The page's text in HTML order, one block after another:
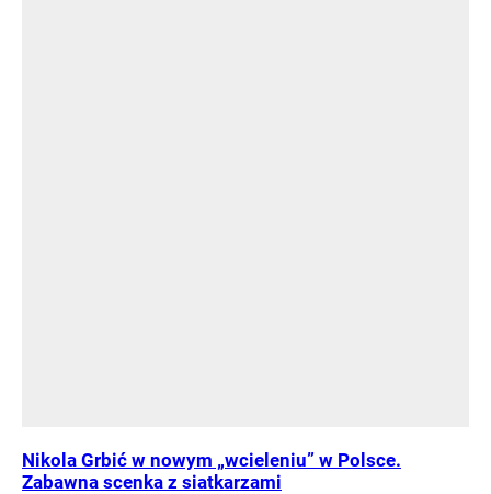
Nikola Grbić w nowym „wcieleniu” w Polsce.
Zabawna scenka z siatkarzami